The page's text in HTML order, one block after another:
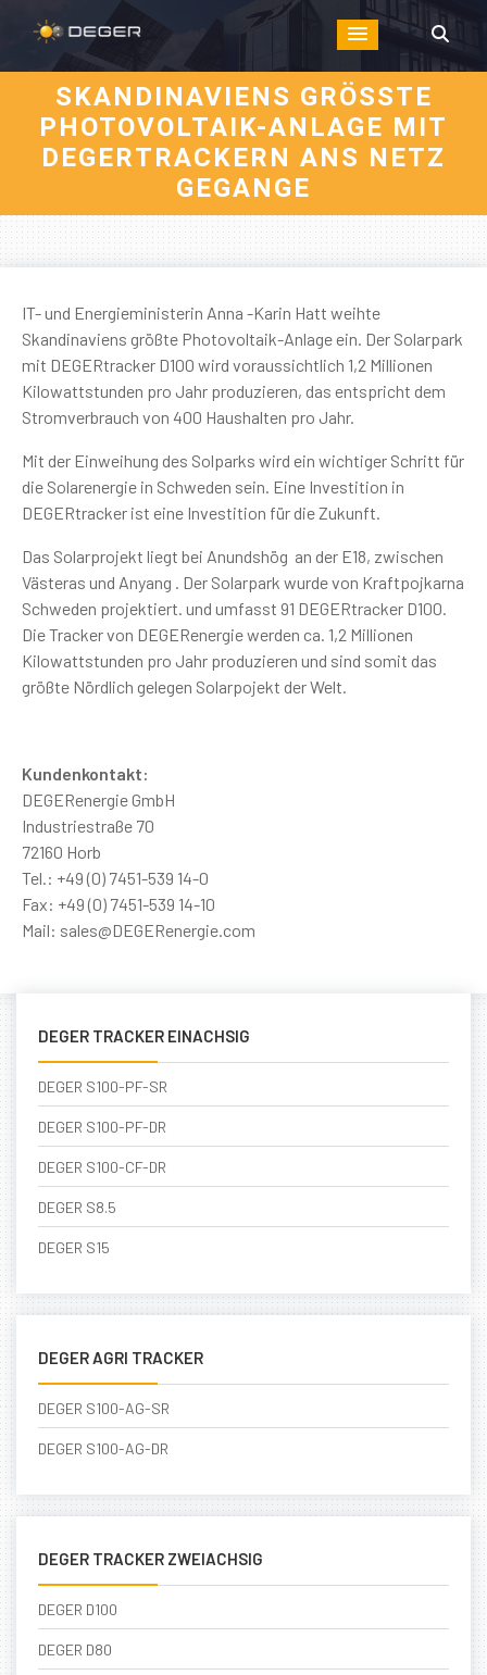
SKANDINAVIENS GRÖSSTE
PHOTOVOLTAIK-ANLAGE MIT
DEGERTRACKERN ANS NETZ
GEGANGE
IT- und Energieministerin Anna -Karin Hatt weihte
Skandinaviens größte Photovoltaik-Anlage ein. Der Solarpark
mit DEGERtracker D100 wird voraussichtlich 1,2 Millionen
Kilowattstunden pro Jahr produzieren, das entspricht dem
Stromverbrauch von 400 Haushalten pro Jahr.
Mit der Einweihung des Solparks wird ein wichtiger Schritt für
die Solarenergie in Schweden sein. Eine Investition in
DEGERtracker ist eine Investition für die Zukunft.
Das Solarprojekt liegt bei Anundshög an der E18, zwischen
Västeras und Anyang . Der Solarpark wurde von Kraftpojkarna
Schweden projektiert. und umfasst 91 DEGERtracker D100.
Die Tracker von DEGERenergie werden ca. 1,2 Millionen
Kilowattstunden pro Jahr produzieren und sind somit das
größte Nördlich gelegen Solarpojekt der Welt.
Kundenkontakt:
DEGERenergie GmbH
Industriestraße 70
72160 Horb
Tel.: +49 (0) 7451-539 14-0
Fax: +49 (0) 7451-539 14-10
Mail: sales@DEGERenergie.com
DEGER TRACKER EINACHSIG
DEGER S100-PF-SR
DEGER S100-PF-DR
DEGER S100-CF-DR
DEGER S8.5
DEGER S15
DEGER AGRI TRACKER
DEGER S100-AG-SR
DEGER S100-AG-DR
DEGER TRACKER ZWEIACHSIG
DEGER D100
DEGER D80